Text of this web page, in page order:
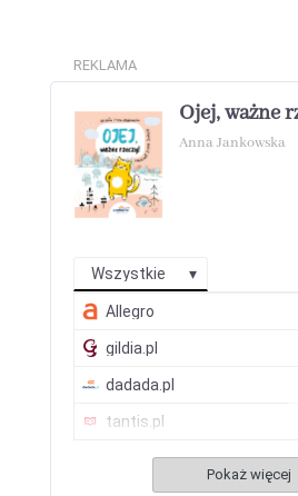
REKLAMA
Ojej, ważne
Anna Jankowska
Wszystkie
Allegro
gildia.pl
dadada.pl
tantis.pl
Pokaż więcej